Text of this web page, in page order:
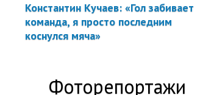
Константин Кучаев: «Гол забивает
команда, я просто последним
коснулся мяча»
Фоторепортажи